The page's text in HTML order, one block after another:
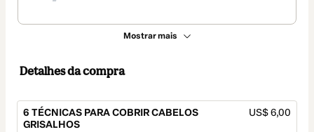
Mostrar mais
Detalhes da compra
6 TÉCNICAS PARA COBRIR CABELOS
GRISALHOS
US$ 6,00